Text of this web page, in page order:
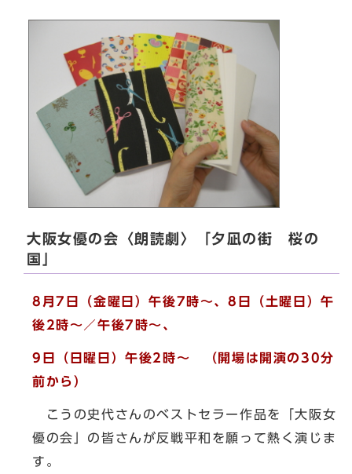
大阪女優の会〈朗読劇〉「夕凪の街 桜の
国」
8月7日（金曜日）午後7時～、8日（土曜日）午
後2時～／午後7時～、
9日（日曜日）午後2時～ （開場は開演の30分
前から）
こうの史代さんのベストセラー作品を「大阪女
優の会」の皆さんが反戦平和を願って熱く演じま
す。